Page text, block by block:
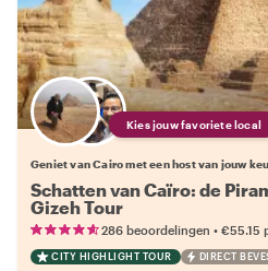
Kies jouw favoriete local
Geniet van Cairo met een host van jouw
Schatten van Caïro: de
Gizeh Tour
286 beoordelingen • €55.15
CITY HIGHLIGHT TOUR DIRECT